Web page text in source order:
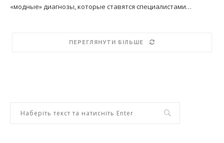
«модные» диагнозы, которые ставятся специалистами…
ПЕРЕГЛЯНУТИ БІЛЬШЕ